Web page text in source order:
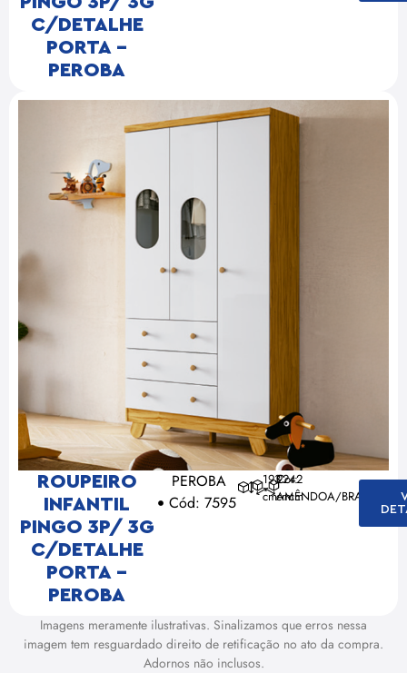
C/DETALHE
PORTA –
PEROBA
ROUPEIRO
INFANTIL
PINGO 3P/ 3G
C/DETALHE
PORTA –
PEROBA
PEROBA
Cód: 7595
193
cm
92
cm
42
cm
Cor:
AMÊNDOA/BRANCO
Imagens meramente ilustrativas. Sinalizamos que erros nessa
imagem tem resguardado direito de retificação no ato da compra.
Adornos não inclusos.